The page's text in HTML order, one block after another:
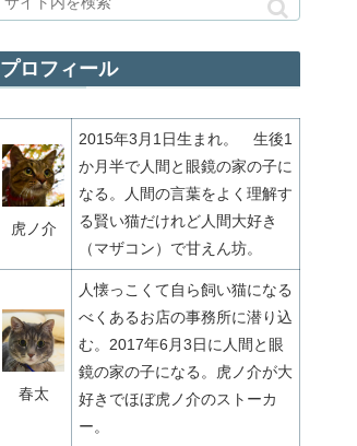
プロフィール
虎ノ介
2015年3月1日生まれ。 生後1
か月半で人間と眼鏡の家の子に
なる。人間の言葉をよく理解す
る賢い猫だけれど人間大好き
（マザコン）で甘えん坊。
春太
人懐っこくて自ら飼い猫になる
べくあるお店の事務所に潜り込
む。2017年6月3日に人間と眼
鏡の家の子になる。虎ノ介が大
好きでほぼ虎ノ介のストーカ
ー。